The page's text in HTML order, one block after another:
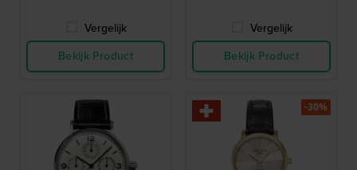
Vergelijk
Bekijk Product
Vergelijk
Bekijk Product
-30%